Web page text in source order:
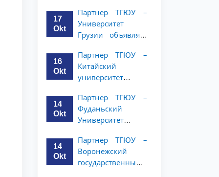
курсов
юстиции
объявляет
программу
мобильности для
студентов 2–3
курсов ТГЮУ
17
Okt
Партнер ТГЮУ –
Университет
Грузии объявляет
академической
мобильности для
студентов 2–3
16
Okt
Партнер ТГЮУ –
Китайский
университет
и права объявляет
программу
академической
студентов 2–3
курсов ТГЮУ
14
Okt
Партнер ТГЮУ –
Фуданьский
Университет
программу
академической
мобильности для
14
Okt
Партнер ТГЮУ –
Воронежский
государственный